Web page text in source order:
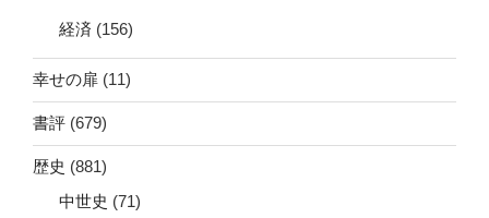
経済 (156)
幸せの扉 (11)
書評 (679)
歴史 (881)
中世史 (71)